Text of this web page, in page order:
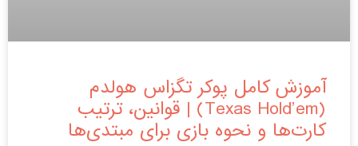
آموزش کامل پوکر تگزاس هولدم
(Texas Hold’em) | قوانین، ترتیب
کارت‌ها و نحوه بازی برای مبتدی‌ها